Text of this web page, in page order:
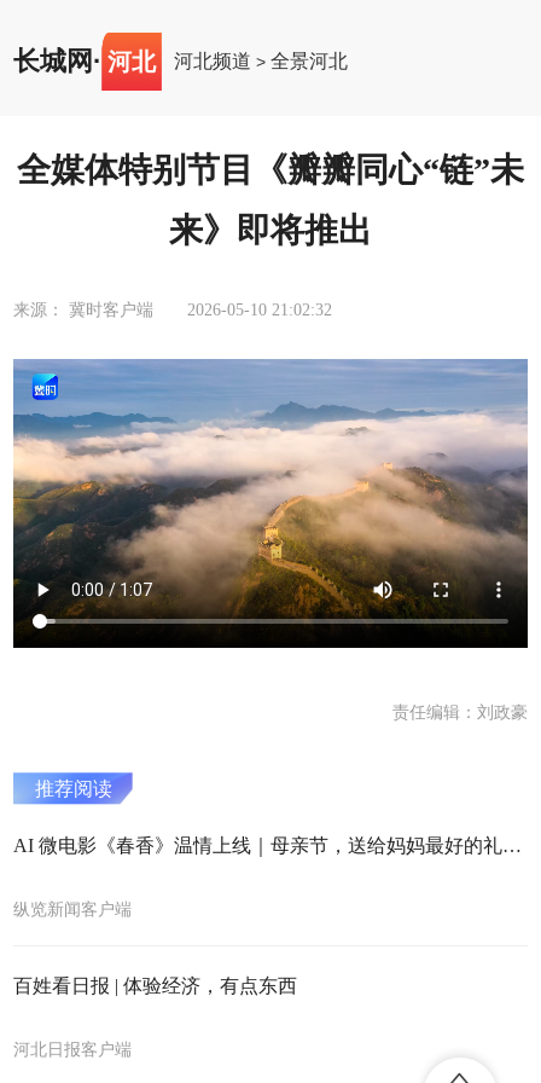
长城网 · 河北 河北频道 >全景河北
全媒体特别节目《瓣瓣同心“链”未
来》即将推出
来源： 冀时客户端 2026-05-10 21:02:32
责任编辑：刘政豪
推荐阅读
AI 微电影《春香》温情上线｜母亲节，送给妈妈最好的礼物就是回家
纵览新闻客户端
百姓看日报 | 体验经济，有点东西
河北日报客户端